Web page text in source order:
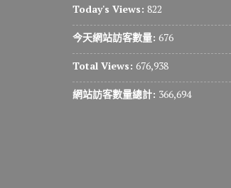
Today's Views: 822
今天網站訪客數量: 676
Total Views: 676,938
網站訪客數量總計: 366,694